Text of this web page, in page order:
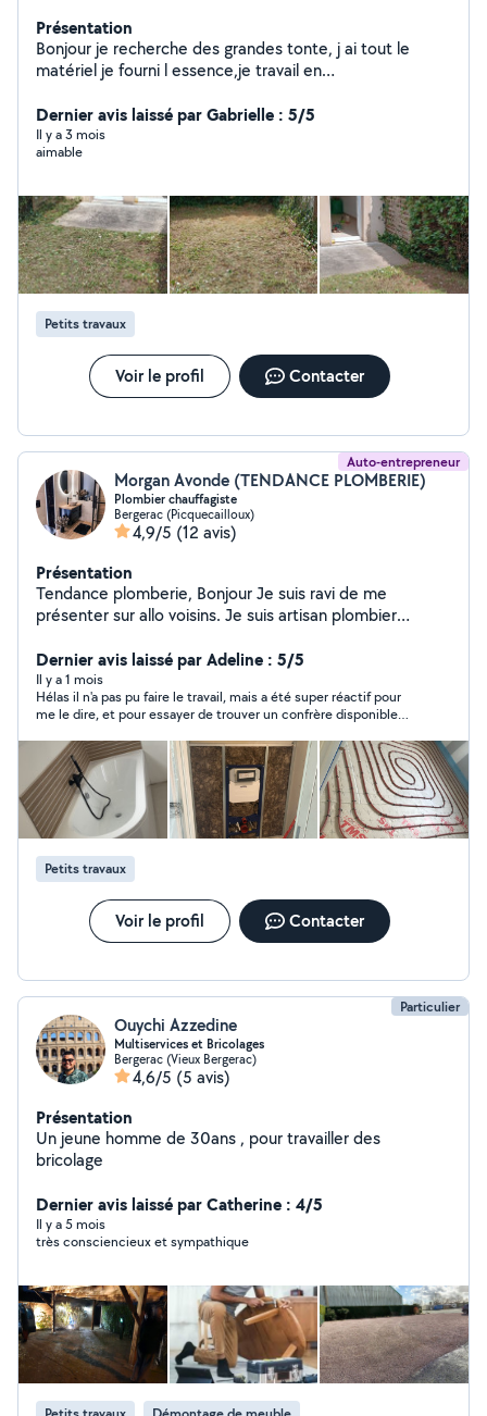
Présentation
Bonjour je recherche des grandes tonte, j ai tout le
matériel je fourni l essence,je travail en
Dernier avis laissé par Gabrielle : 5/5
Il y a 3 mois
aimable
Petits travaux
Voir le profil Contacter
Auto-entrepreneur
Morgan Avonde (TENDANCE PLOMBERIE)
Plombier chauffagiste
Bergerac (Picquecailloux)
4,9/5 (12 avis)
Présentation
Tendance plomberie, Bonjour Je suis ravi de me
présenter sur allo voisins. Je suis artisan plombier
Dépannages 7/7 et 24h/24h, je suis réactif pour des
remplacements de chauffe eau, chaudière, fuite en
urgence. Je fais des rénovations de maisons complètes
(possibilité de voir des chantiers réalisés) Au plaisir de
travailler avec vous prochainement, Cordialement M
Avonde Morgan
Dernier avis laissé par Adeline : 5/5
Il y a 1 mois
Hélas il n'a pas pu faire le travail, mais a été super réactif pour
me le dire, et pour essayer de trouver un confrère disponible
Petits travaux
Voir le profil Contacter
Particulier
Ouychi Azzedine
Multiservices et Bricolages
Bergerac (Vieux Bergerac)
4,6/5 (5 avis)
Présentation
Un jeune homme de 30ans , pour travailler des
bricolage
Dernier avis laissé par Catherine : 4/5
Il y a 5 mois
très consciencieux et sympathique